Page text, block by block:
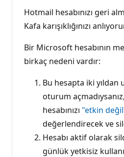
Hotmail hesabınızı geri
Kafa karışıklığınızı
Bir Microsoft hesabının
birkaç nedeni vardır:
Bu hesapta iki
oturum
hesabınızı "etkin
değerlendirecek ve
Hesabı aktif olarak
günlük yetkisiz